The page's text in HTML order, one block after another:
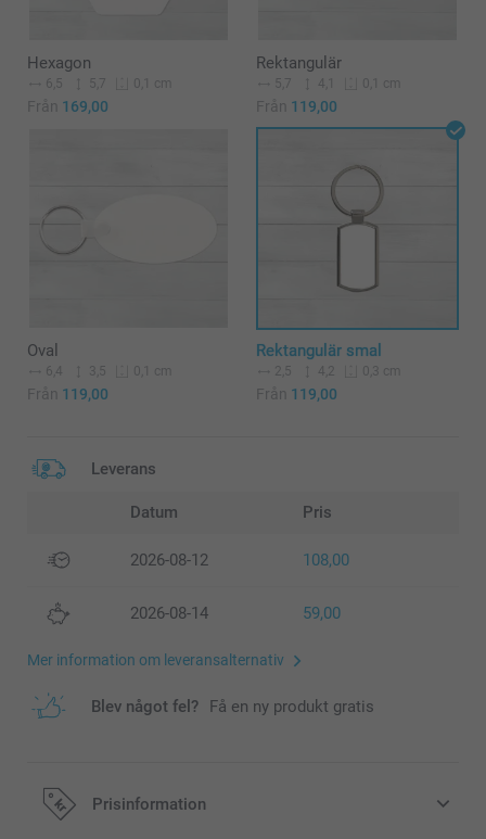
Hexagon
6,5 5,7 0,1 cm
Från 169,00
Rektangulär
5,7 4,1 0,1 cm
Från 119,00
Oval
6,4 3,5 0,1 cm
Från 119,00
Rektangulär smal
2,5 4,2 0,3 cm
Från 119,00
Leverans
Datum Pris
2026-08-12 108,00
2026-08-14 59,00
Mer information om leveransalternativ
Blev något fel? Få en ny produkt gratis
Prisinformation